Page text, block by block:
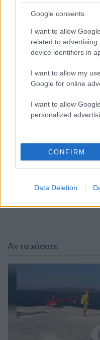
Google consents
I want to allow
related to
device identifiers in
I want to allow my
Google for online
I want to allow
personalized
CONFIRM
Data Deletion
την
ευημερία, για την
αστικής ανάπτυξης
προσελκύοντας όχι
Αττική.
Αν τα χάσατε